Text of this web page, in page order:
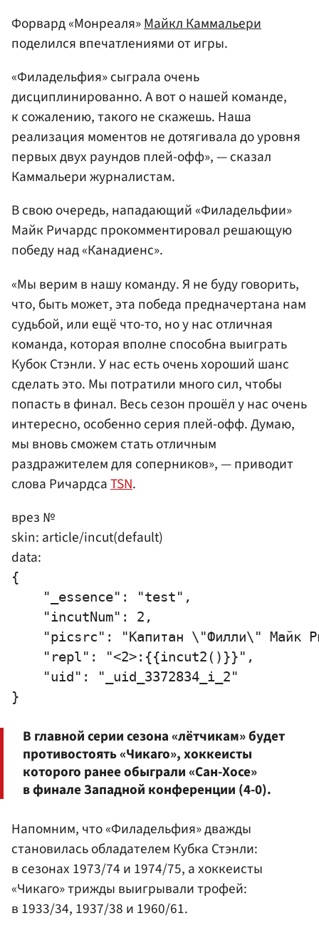
Форвард «Монреаля»Майкл Каммальери
поделился впечатлениями от игры.
«Филадельфия» сыграла очень
дисциплинированно. А вот о нашей команде,
к сожалению, такого не скажешь. Наша
реализация моментов не дотягивала до уровня
первых двух раундов плей-офф», — сказал
Каммальери журналистам.
В свою очередь, нападающий «Филадельфии»
Майк Ричардс прокомментировал решающую
победу над «Канадиенс».
«Мы верим в нашу команду. Я не буду говорить,
что, быть может, эта победа предначертана нам
судьбой, или ещё что-то, но у нас отличная
команда, которая вполне способна выиграть
Кубок Стэнли. У нас есть очень хороший шанс
сделать это. Мы потратили много сил, чтобы
попасть в финал. Весь сезон прошёл у нас очень
интересно, особенно серия плей-офф. Думаю,
мы вновь сможем стать отличным
раздражителем для соперников», — приводит
слова РичардсаTSN.
врез №
skin: article/incut(default)
data:
{
    "_essence": "test",
    "incutNum": 2,
"picsrc": "Капитан \"Филли\" Майк
    "repl": "<2>:{{incut2()}}",
    "uid": "_uid_3372834_i_2"
В главной серии сезона «лётчикам» будет
противостоять «Чикаго», хоккеисты
которого ранее обыграли «Сан-Хосе»
в финале Западной конференции (4-0).
Напомним, что «Филадельфия» дважды
становилась обладателем Кубка Стэнли:
в сезонах 1973/74 и 1974/75, а хоккеисты
«Чикаго» трижды выигрывали трофей:
в 1933/34, 1937/38 и 1960/61.